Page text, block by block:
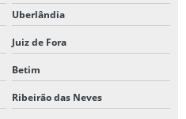
Uberlândia
Juiz de Fora
Betim
Ribeirão das Neves